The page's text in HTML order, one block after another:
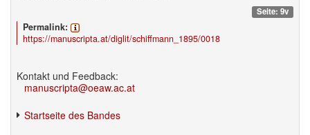
Seite: 9v
Permalink:
https://manuscripta.at/diglit/schiffmann_1895/0018
Kontakt und Feedback:
manuscripta@oeaw.ac.at
Startseite des Bandes